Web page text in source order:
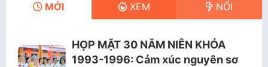
MỚI XEM NỔI
HỌP MẶT 30 NĂM NIÊN KHÓA
1993-1996: Cảm xúc nguyên sơ